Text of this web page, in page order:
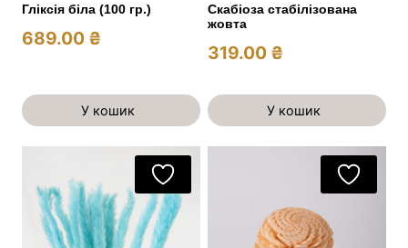
Гліксія біла (100 гр.)
689.00 ₴
У кошик
Скабіоза стабілізована
жовта
319.00 ₴
У кошик